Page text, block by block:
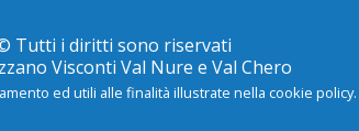
Tutti i diritti sono riservati
Visconti Val Nure e Val Chero
ed utili alle finalità illustrate nella cookie